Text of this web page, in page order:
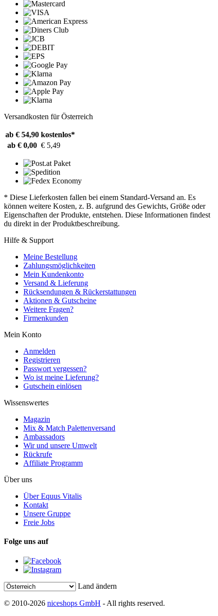
Versandkosten für Österreich
ab € 54,90 kostenlos*
ab € 0,00 € 5,49
* Diese Lieferkosten fallen bei einem Standard-Versand an. Es
können weitere Kosten, z. B. aufgrund des Gewichts, Größe oder
Eigenschaften der Produkte, entstehen. Diese Informationen findest
du direkt in der Produktbeschreibung.
Hilfe & Support
Meine Bestellung
Zahlungsmöglichkeiten
Mein Kundenkonto
Versand & Lieferung
Rücksendungen & Rückerstattungen
Aktionen & Gutscheine
Weitere Fragen?
Firmenkunden
Mein Konto
Anmelden
Registrieren
Passwort vergessen?
Wo ist meine Lieferung?
Gutschein einlösen
Wissenswertes
Magazin
Mix & Match Palettenversand
Ambassadors
Wir und unsere Umwelt
Rückrufe
Affiliate Programm
Über uns
Über Equus Vitalis
Kontakt
Unsere Gruppe
Freie Jobs
Folge uns auf
Land ändern
© 2010-2026 niceshops GmbH - All rights reserved.